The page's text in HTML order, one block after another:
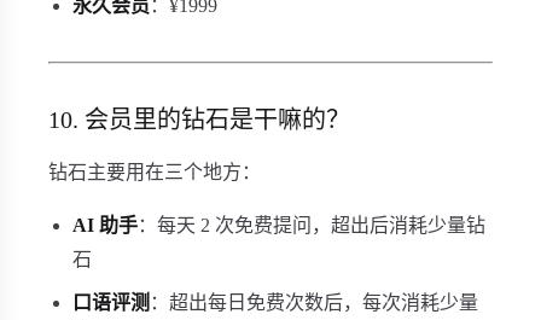
永久会员 ：¥1999
10. 会员里的钻石是干嘛的？
钻石主要用在三个地方：
AI 助手：每天 2 次免费提问，超出后消耗少量钻
石
口语评测 ：超出每日免费次数后，每次消耗少量